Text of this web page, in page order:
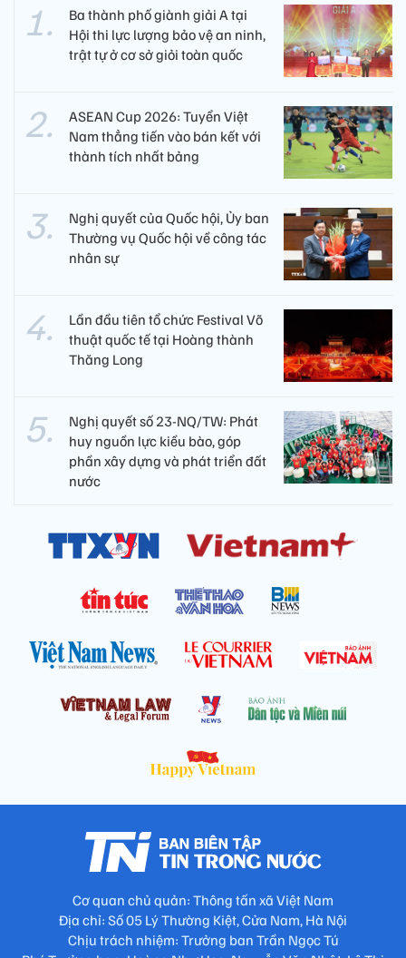
Ba thành phố giành giải A tại
Hội thi lực lượng bảo vệ an ninh,
trật tự ở cơ sở giỏi toàn quốc
ASEAN Cup 2026: Tuyển Việt
Nam thẳng tiến vào bán kết với
thành tích nhất bảng
Nghị quyết của Quốc hội, Ủy ban
Thường vụ Quốc hội về công tác
nhân sự
Lần đầu tiên tổ chức Festival Võ
thuật quốc tế tại Hoàng thành
Thăng Long
Nghị quyết số 23-NQ/TW: Phát
huy nguồn lực kiều bào, góp
phần xây dựng và phát triển đất
nước
Cơ quan chủ quản: Thông tấn xã Việt Nam
Địa chỉ: Số 05 Lý Thường Kiệt, Cửa Nam, Hà Nội
Chịu trách nhiệm: Trưởng ban Trần Ngọc Tú